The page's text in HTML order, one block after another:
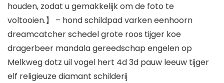
houden, zodat u gemakkelijk om de foto te
voltooien.】 – hond schildpad varken eenhoorn
dreamcatcher schedel grote roos tijger koe
dragerbeer mandala gereedschap engelen op
Melkweg dotz uil vogel hert 4d 3d pauw leeuw tijger
elf religieuze diamant schilderij